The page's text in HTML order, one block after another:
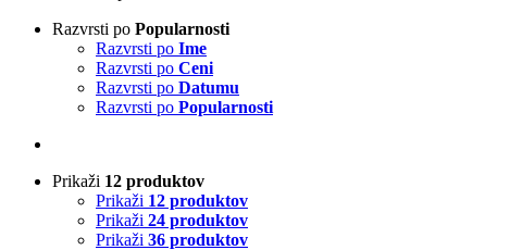
Razvrsti po Popularnosti
Razvrsti po Ime
Razvrsti po Ceni
Razvrsti po Datumu
Razvrsti po Popularnosti
Prikaži 12 produktov
Prikaži 12 produktov
Prikaži 24 produktov
Prikaži 36 produktov